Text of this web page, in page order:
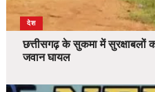
देश
छत्तीसगढ़ के सुकमा में सुरक्षाबलों
जवान घायल